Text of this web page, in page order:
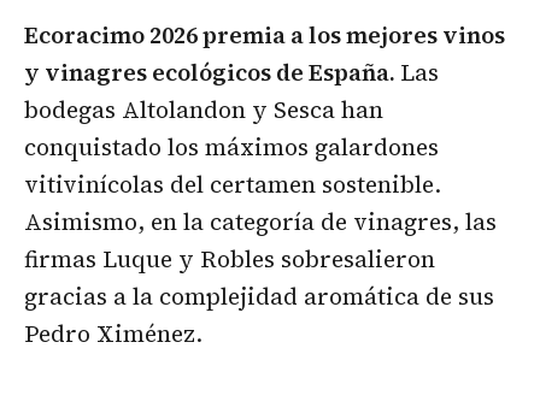
Ecoracimo 2026 premia a los mejores vinos
y vinagres ecológicos de España. Las
bodegas Altolandon y Sesca han
conquistado los máximos galardones
vitivinícolas del certamen sostenible.
Asimismo, en la categoría de vinagres, las
firmas Luque y Robles sobresalieron
gracias a la complejidad aromática de sus
Pedro Ximénez.